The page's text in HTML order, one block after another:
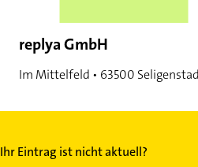
replya GmbH
Im Mittelfeld • 63500
Ihr Eintrag ist nicht aktuell?